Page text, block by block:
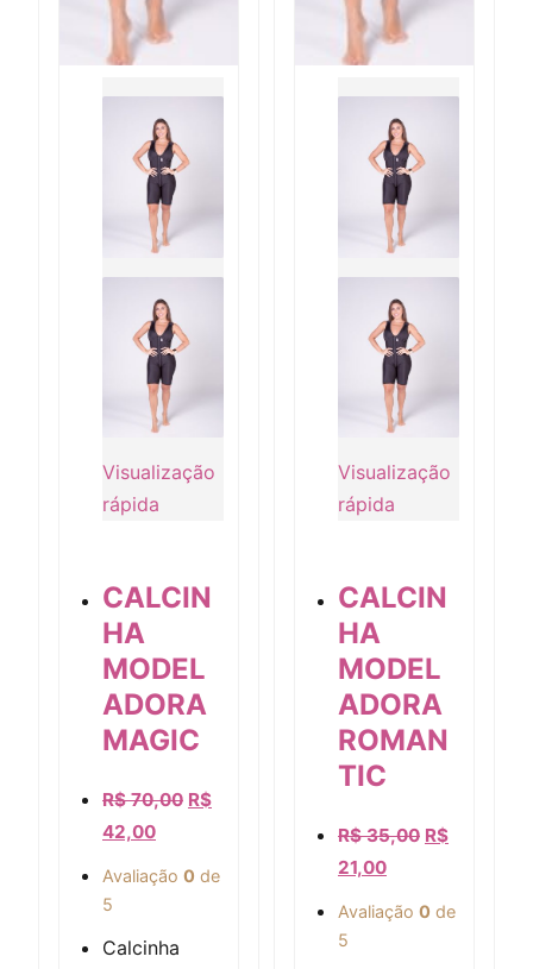
Visualização rápida
Visualização
rápida
CALCIN
HA
MODEL
ADORA
MAGIC
R$70,00 R$
42,00
Avaliação 0 de
5
Calcinha
Visualização rápida
Visualização
rápida
CALCIN
HA
MODEL
ADORA
ROMAN
TIC
R$35,00 R$
21,00
Avaliação 0 de
5